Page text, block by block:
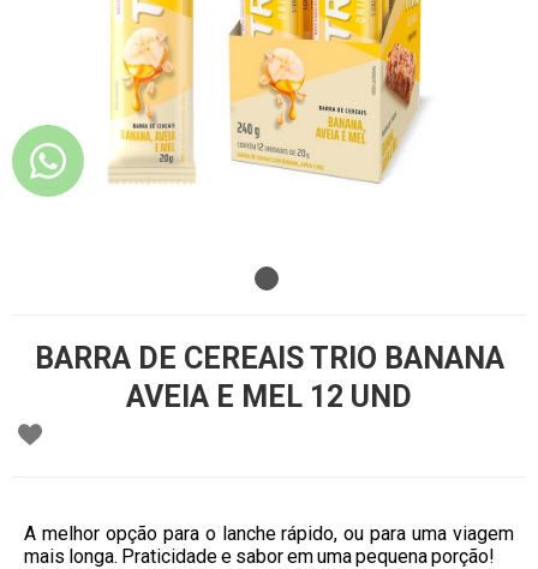
BARRA DE CEREAIS TRIO BANANA
AVEIA E MEL 12 UND
A melhor opção para o lanche rápido, ou para uma viagem
mais longa. Praticidade e sabor em uma pequena porção!